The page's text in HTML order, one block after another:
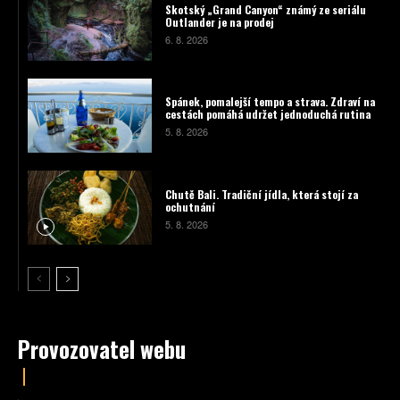
Skotský „Grand Canyon“ známý ze seriálu
Outlander je na prodej
6. 8. 2026
Spánek, pomalejší tempo a strava. Zdraví na
cestách pomáhá udržet jednoduchá rutina
5. 8. 2026
Chutě Bali. Tradiční jídla, která stojí za
ochutnání
5. 8. 2026
Provozovatel webu